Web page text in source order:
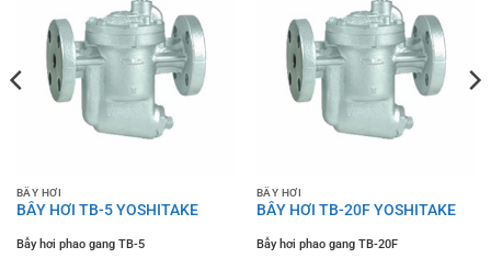
BẪY HƠI
BẪY HƠI TB-5 YOSHITAKE
Bẫy hơi phao gang TB-5
BẪY HƠI
BẪY HƠI TB-20F YOSHITAKE
Bẫy hơi phao gang TB-20F